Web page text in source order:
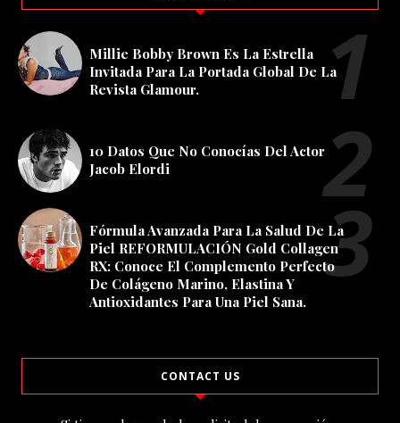
Millie Bobby Brown Es La Estrella
Invitada Para La Portada Global De La
Revista Glamour.
10 Datos Que No Conocías Del Actor
Jacob Elordi
Fórmula Avanzada Para La Salud De La
Piel REFORMULACIÓN Gold Collagen
RX: Conoce El Complemento Perfecto
De Colágeno Marino, Elastina Y
Antioxidantes Para Una Piel Sana.
CONTACT US